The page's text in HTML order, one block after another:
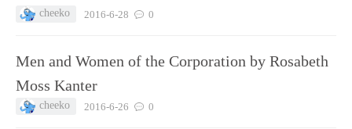
cheeko 2016-6-28 0
Men and Women of the Corporation by Rosabeth
Moss Kanter
cheeko 2016-6-26 0